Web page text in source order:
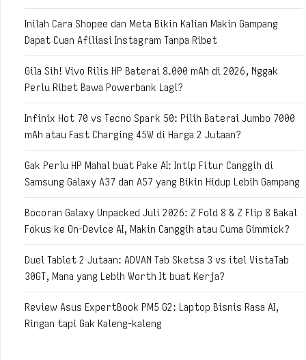
Inilah Cara Shopee dan Meta Bikin Kalian Makin Gampang
Dapat Cuan Afiliasi Instagram Tanpa Ribet
Gila Sih! Vivo Rilis HP Baterai 8.000 mAh di 2026, Nggak
Perlu Ribet Bawa Powerbank Lagi?
Infinix Hot 70 vs Tecno Spark 50: Pilih Baterai Jumbo 7000
mAh atau Fast Charging 45W di Harga 2 Jutaan?
Gak Perlu HP Mahal buat Pake AI: Intip Fitur Canggih di
Samsung Galaxy A37 dan A57 yang Bikin Hidup Lebih Gampang
Bocoran Galaxy Unpacked Juli 2026: Z Fold 8 & Z Flip 8 Bakal
Fokus ke On-Device AI, Makin Canggih atau Cuma Gimmick?
Duel Tablet 2 Jutaan: ADVAN Tab Sketsa 3 vs itel VistaTab
30GT, Mana yang Lebih Worth It buat Kerja?
Review Asus ExpertBook PM5 G2: Laptop Bisnis Rasa AI,
Ringan tapi Gak Kaleng-kaleng